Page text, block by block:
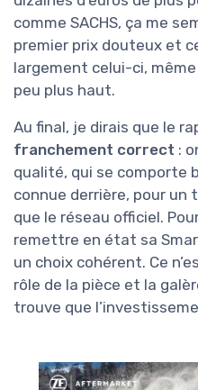
comme SACHS, ça me
premier prix douteux et
largement celui-ci,
peu plus haut.
Au final, je dirais que le
franchement correct :
qualité, qui se comporte
connue derrière, pour un
que le réseau officiel.
remettre en état sa
un choix cohérent. Ce
rôle de la pièce et la
trouve que